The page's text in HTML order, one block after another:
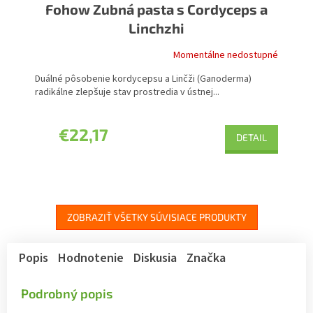
Fohow Zubná pasta s Cordyceps a
Linchzhi
Momentálne nedostupné
€22,17 DETAIL
Duálné pôsobenie kordycepsu a Linčži (Ganoderma)
radikálne zlepšuje stav prostredia v ústnej...
ZOBRAZIŤ VŠETKY SÚVISIACE PRODUKTY
Popis Hodnotenie Diskusia Značka
Podrobný popis